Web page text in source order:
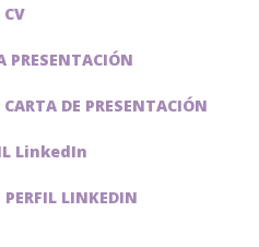
DE PRESENTACIÓN
LinkedIn
LINKEDIN